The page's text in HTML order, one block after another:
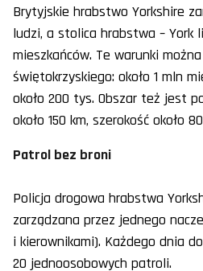
Brytyjskie hrabstwo Yorkshire
ludzi, a stolica hrabstwa – York
mieszkańców. Te warunki
świętokrzyskiego: około 1 mln
około 200 tys. Obszar też jest
około 150 km, szerokość około
Patrol bez broni
Policja drogowa hrabstwa
zarządzana przez jednego
i kierownikami). Każdego dnia
20 jednoosobowych patroli.